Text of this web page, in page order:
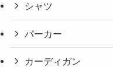
シャツ
パーカー
カーディガン